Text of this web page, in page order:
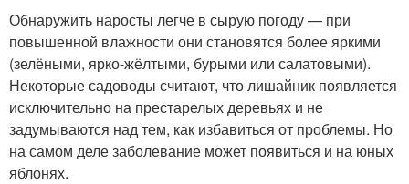
Обнаружить наросты легче в сырую погоду — при
повышенной влажности они становятся более яркими
(зелёными, ярко-жёлтыми, бурыми или салатовыми).
Некоторые садоводы считают, что лишайник появляется
исключительно на престарелых деревьях и не
задумываются над тем, как избавиться от проблемы. Но
на самом деле заболевание может появиться и на юных
яблонях.